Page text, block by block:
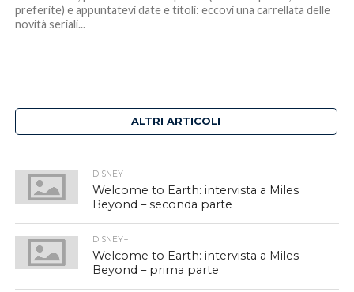
preferite) e appuntatevi date e titoli: eccovi una carrellata delle
novità seriali...
ALTRI ARTICOLI
DISNEY+
Welcome to Earth: intervista a Miles
Beyond – seconda parte
DISNEY+
Welcome to Earth: intervista a Miles
Beyond – prima parte